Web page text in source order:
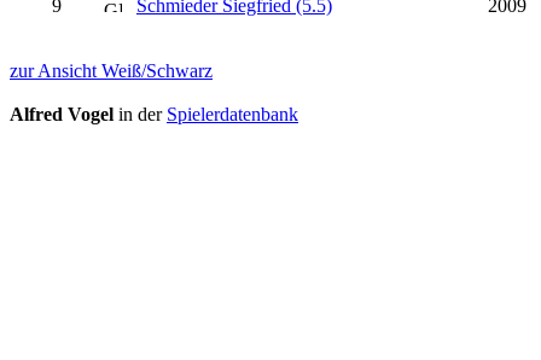
9
Schmieder Siegfried (5.5) 2009
zur Ansicht Weiß/Schwarz
Alfred Vogel in der Spielerdatenbank